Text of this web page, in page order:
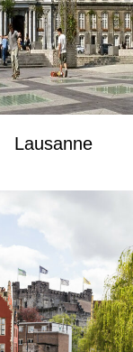
Lausanne